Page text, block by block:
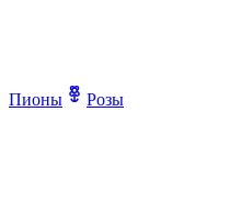
Пионы Розы